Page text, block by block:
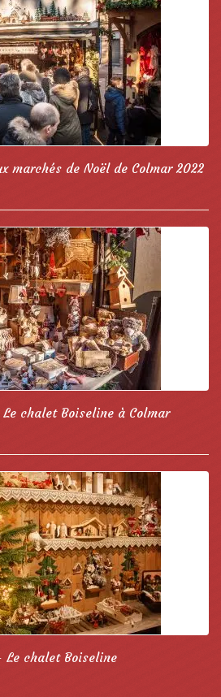
marchés de Noël de Colmar 2022
chalet Boiseline à Colmar
Le chalet Boiseline